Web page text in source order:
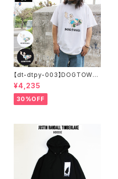
【dt-dtpy-003】DOGTOWN
ドッグタウン POPEYE SKATE
S/S T-SHIRTS ポパイ 半袖 シ
ョートスリーブT 大きいサイズ
半袖 M L XL 大きめ デザイン
¥4,235
30%OFF